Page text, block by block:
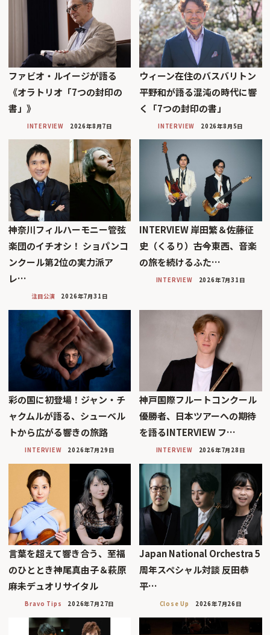
ファビオ・ルイージが語る
《オラトリオ「7つの封印の
書」》
INTERVIEW 2026年8月7日
ウィーン在住のバスバリトン
平野和が語る混沌の時代に響
く「7つの封印の書」
INTERVIEW 2026年8月5日
神奈川フィルハーモニー管弦
楽団のイチオシ！ ショパンコ
ンクール第2位の実力派ア
レ…
注目公演 2026年7月31日
INTERVIEW 岸田繁＆佐藤征
史（くるり）――古今東西、音楽
の旅を続けるふた…
INTERVIEW 2026年7月31日
彩の国に初登場！ジャン・チ
ャクムルが語る、シューベル
トから広がる響きの旅路
INTERVIEW 2026年7月29日
神戸国際フルートコンクール
優勝者、日本ツアーへの期待
を語るINTERVIEW フ…
INTERVIEW 2026年7月28日
言葉を超えて響き合う、至福
のひととき神尾真由子＆萩原
麻未デュオリサイタル
Bravo Tips 2026年7月27日
Japan National Orchestra 5
周年スペシャル対談 反田恭
平…
Close Up 2026年7月26日